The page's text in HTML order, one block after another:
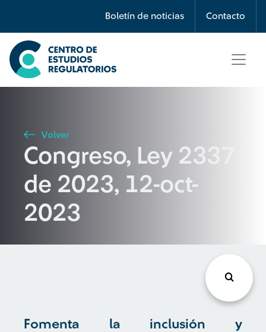
Boletín de noticias Contacto
Búsqueda
Seleccione país
Buscar
Volver
Congreso, Ley 2337
de 2023, 12-oct-
2023
Fomenta la inclusión y